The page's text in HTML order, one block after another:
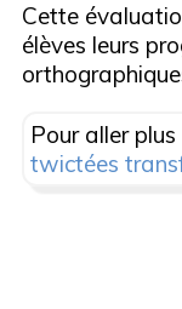
Cette
élèves leurs
Pour aller plus
twictées